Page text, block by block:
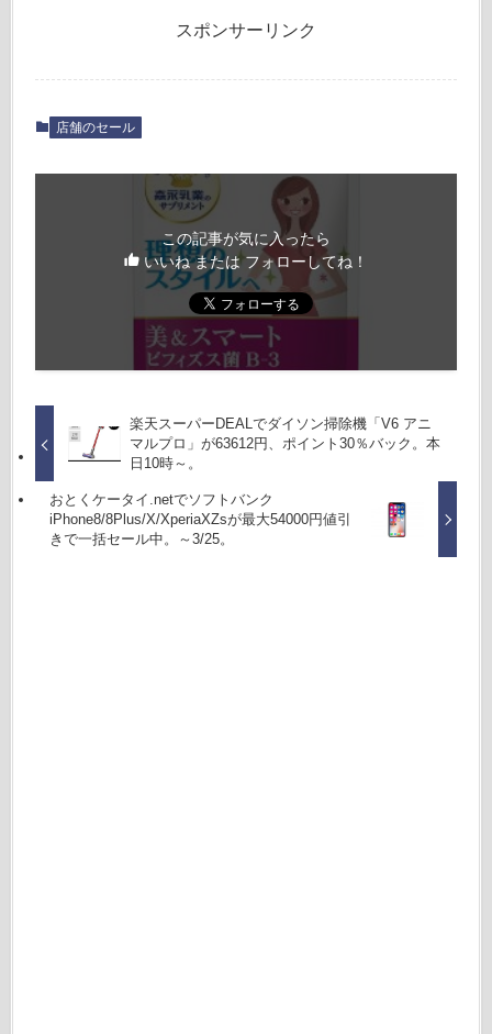
スポンサーリンク
店舗のセール
この記事が気に入ったら
いいね または フォローしてね！
楽天スーパーDEALでダイソン掃除機「V6 アニ
マルプロ」が63612円、ポイント30％バック。本
日10時～。
おとくケータイ.netでソフトバンク
iPhone8/8Plus/X/XperiaXZsが最大54000円値引
きで一括セール中。～3/25。